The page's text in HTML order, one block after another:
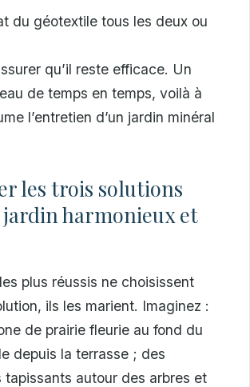
du géotextile tous les deux ou
qu’il reste efficace. Un
de temps en temps, voilà à
l’entretien d’un jardin minéral
les trois solutions
harmonieux et
plus réussis ne choisissent
ils les marient. Imaginez :
de prairie fleurie au fond du
depuis la terrasse ; des
tapissants autour des arbres et